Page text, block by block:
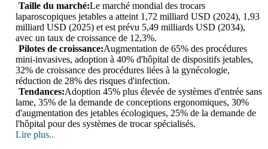
Taille du marché:Le marché mondial des trocars
laparoscopiques jetables a atteint 1,72 milliard USD (2024), 1,93
milliard USD (2025) et est prévu 5,49 milliards USD (2034),
avec un taux de croissance de 12,3%.
Pilotes de croissance:Augmentation de 65% des procédures
mini-invasives, adoption à 40% d'hôpital de dispositifs jetables,
32% de croissance des procédures liées à la gynécologie,
réduction de 28% des risques d'infection.
Tendances:Adoption 45% plus élevée de systèmes d'entrée sans
lame, 35% de la demande de conceptions ergonomiques, 30%
d'augmentation des jetables écologiques, 25% de la demande de
l'hôpital pour des systèmes de trocar spécialisés.
Lire plus..